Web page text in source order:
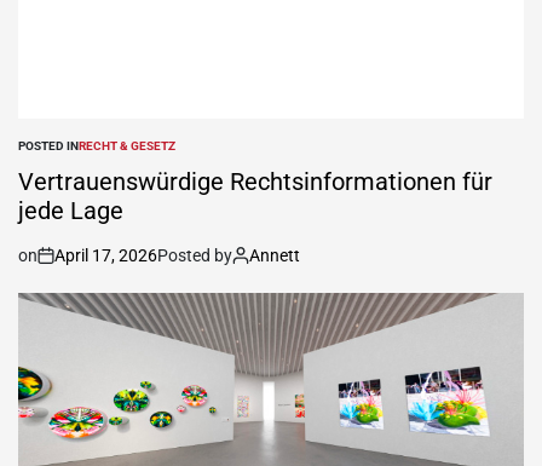
POSTED INRECHT & GESETZ
Vertrauenswürdige Rechtsinformationen für
jede Lage
on April 17, 2026Posted by Annett